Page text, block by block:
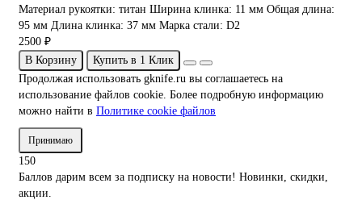
Материал рукоятки: титан Ширина клинка: 11 мм Общая длина:
95 мм Длина клинка: 37 мм Марка стали: D2
2500 ₽
В Корзину
Купить в 1 Клик
Продолжая использовать gknife.ru вы соглашаетесь на
использование файлов cookie. Более подробную информацию
можно найти в Политике cookie файлов
Принимаю
150
Баллов дарим всем за подписку на новости! Новинки, скидки,
акции.